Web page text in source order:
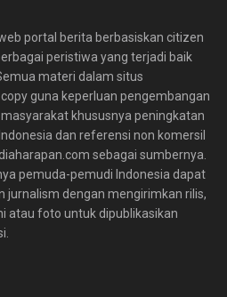
portal berita berbasiskan citizen
peristiwa yang terjadi baik
materi dalam situs
guna keperluan pengembangan
khususnya peningkatan
dan referensi non komersil
sebagai sumbernya.
pemuda-pemudi Indonesia dapat
jurnalism dengan mengirimkan rilis,
atau foto untuk dipublikasikan